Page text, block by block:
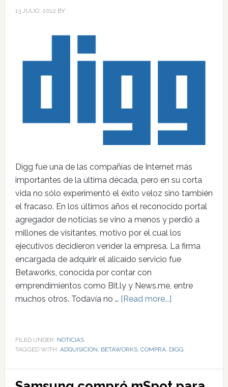
13 JULIO, 2012 BY
Digg fue una de las compañías de Internet más
importantes de la última década, pero en su corta
vida no sólo experimentó el éxito veloz sino también
el fracaso. En los últimos años el reconocido portal
agregador de noticias se vino a menos y perdió a
millones de visitantes, motivo por el cual los
ejecutivos decidieron vender la empresa. La firma
encargada de adquirir el alicaído servicio fue
Betaworks, conocida por contar con
emprendimientos como Bit.ly y News.me, entre
muchos otros. Todavía no … [Read more...]
FILED UNDER: NOTICIAS
TAGGED WITH: ADQUISICIÓN BETAWORKS, COMPRA, DIGG